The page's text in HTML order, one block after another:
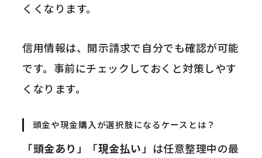
くくなります。
信用情報は、開示請求で自分でも確認が可能
です。事前にチェックしておくと対策しやす
くなります。
頭金や現金購入が選択肢になるケースとは？
「頭金あり 」「現金払い 」は任意整理中の最